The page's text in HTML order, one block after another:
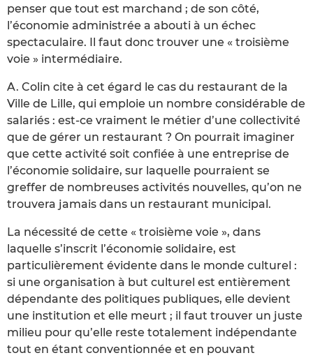
penser que tout est marchand ; de son côté,
l’économie administrée a abouti à un échec
spectaculaire. Il faut donc trouver une « troisième
voie » intermédiaire.
A. Colin cite à cet égard le cas du restaurant de la
Ville de Lille, qui emploie un nombre considérable de
salariés : est-ce vraiment le métier d’une collectivité
que de gérer un restaurant ? On pourrait imaginer
que cette activité soit confiée à une entreprise de
l’économie solidaire, sur laquelle pourraient se
greffer de nombreuses activités nouvelles, qu’on ne
trouvera jamais dans un restaurant municipal.
La nécessité de cette « troisième voie », dans
laquelle s’inscrit l’économie solidaire, est
particulièrement évidente dans le monde culturel :
si une organisation à but culturel est entièrement
dépendante des politiques publiques, elle devient
une institution et elle meurt ; il faut trouver un juste
milieu pour qu’elle reste totalement indépendante
tout en étant conventionnée et en pouvant